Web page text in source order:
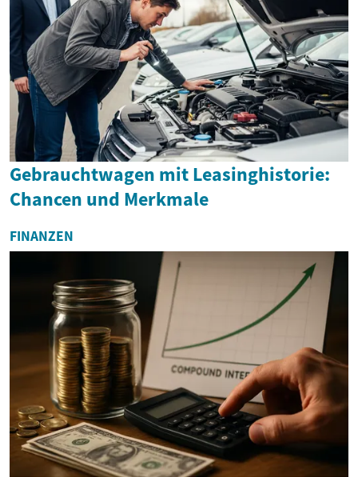
Gebrauchtwagen mit Leasinghistorie:
Chancen und Merkmale
FINANZEN